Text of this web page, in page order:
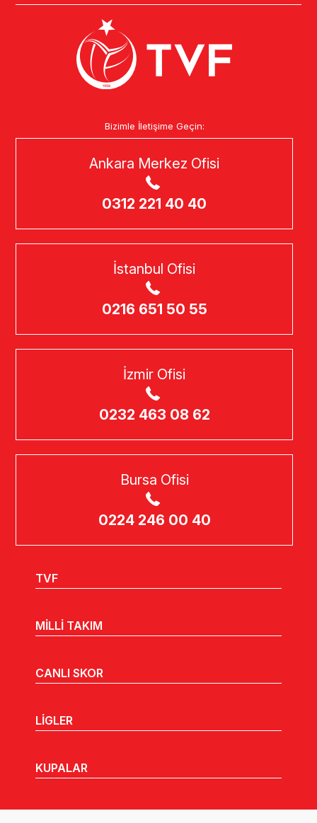
Bizimle İletişime Geçin:
Ankara Merkez Ofisi
0312 221 40 40
İstanbul Ofisi
0216 651 50 55
İzmir Ofisi
0232 463 08 62
Bursa Ofisi
0224 246 00 40
TVF
MİLLİ TAKIM
CANLI SKOR
LİGLER
KUPALAR